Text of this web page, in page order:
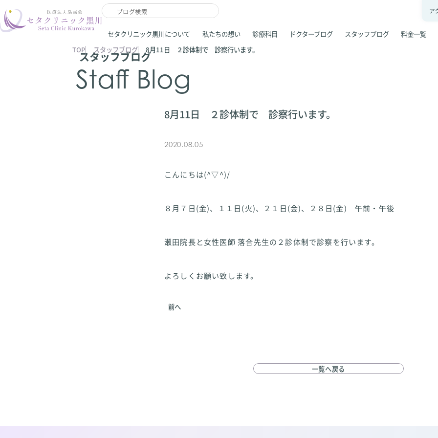
ア
セタクリニック黒川について 私たちの想い 診療科目 ドクターブログ スタッフブログ 料金一覧
スタッフブログ
Staff Blog
TOP スタッフブログ 8月11日 ２診体制で 診察行います。
8月11日 ２診体制で 診察行います。
2020.08.05
こんにちは(^▽^)/
８月７日(金)、１１日(火)、２１日(金)、２８日(金) 午前・午後
瀨田院長と女性医師 落合先生の２診体制で診察を行います。
よろしくお願い致します。
前へ
一覧へ戻る